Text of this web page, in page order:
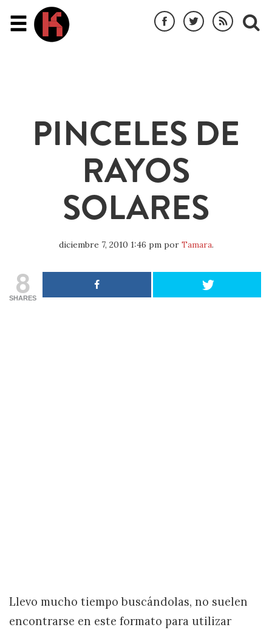
PINCELES DE
RAYOS
SOLARES
diciembre 7, 2010 1:46 pmpor Tamara.
8
SHARES
Llevo mucho tiempo buscándolas, no suelen
encontrarse en este formato para utilizar